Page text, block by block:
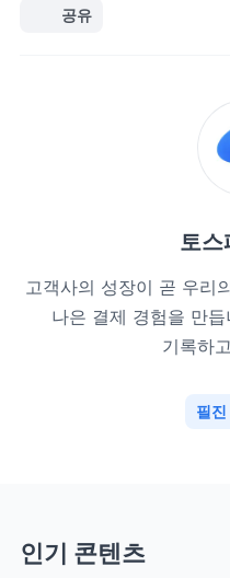
공유
토스
고객사의 성장이 곧 우리
나은 결제 경험을 만
기록하
필진
인기 콘텐츠